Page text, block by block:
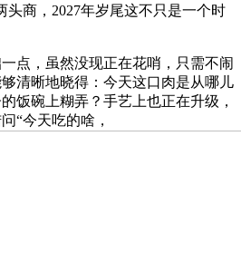
头商，2027年岁尾这不只是一个时
，虽然没现正在花哨，只需不闹
清晰地晓得：今天这口肉是从哪儿
饭碗上糊弄？手艺上也正在升级，
“今天吃的啥，